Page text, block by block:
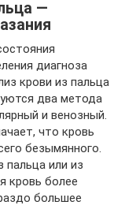
—
диагноза
крови из пальца
два метода
и венозный.
что кровь
безымянного.
пальца или из
кровь более
большее